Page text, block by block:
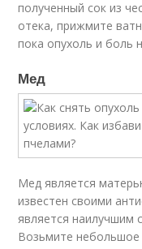
полученный сок из
отека, прижмите
пока опухоль и боль
Мед
Мед является
известен своими
является наилучшим
Возьмите небольшое